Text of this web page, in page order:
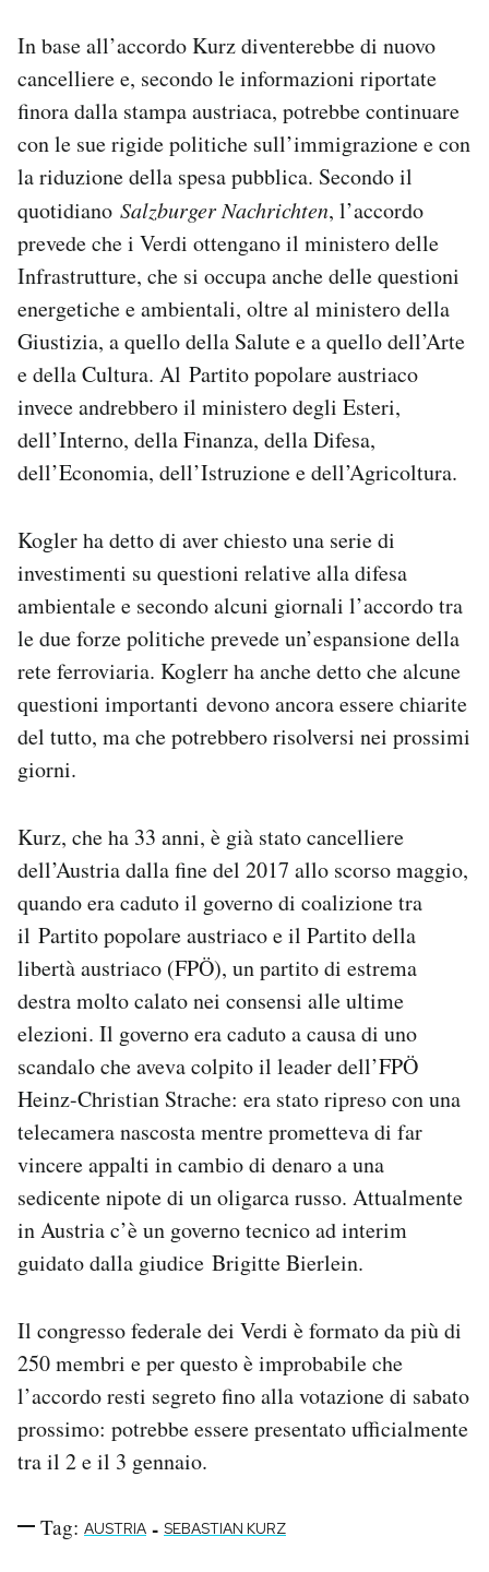
In base all’accordo Kurz diventerebbe di nuovo
cancelliere e, secondo le informazioni riportate
finora dalla stampa austriaca, potrebbe continuare
con le sue rigide politiche sull’immigrazione e con
la riduzione della spesa pubblica. Secondo il
quotidiano Salzburger Nachrichten, l’accordo
prevede che i Verdi ottengano il ministero delle
Infrastrutture, che si occupa anche delle questioni
energetiche e ambientali, oltre al ministero della
Giustizia, a quello della Salute e a quello dell’Arte
e della Cultura. Al Partito popolare austriaco
invece andrebbero il ministero degli Esteri,
dell’Interno, della Finanza, della Difesa,
dell’Economia, dell’Istruzione e dell’Agricoltura.
Kogler ha detto di aver chiesto una serie di
investimenti su questioni relative alla difesa
ambientale e secondo alcuni giornali l’accordo tra
le due forze politiche prevede un’espansione della
rete ferroviaria. Koglerr ha anche detto che alcune
questioni importanti devono ancora essere chiarite
del tutto, ma che potrebbero risolversi nei prossimi
giorni.
Kurz, che ha 33 anni, è già stato cancelliere
dell’Austria dalla fine del 2017 allo scorso maggio,
quando era caduto il governo di coalizione tra
il Partito popolare austriaco e il Partito della
libertà austriaco (FPÖ), un partito di estrema
destra molto calato nei consensi alle ultime
elezioni. Il governo era caduto a causa di uno
scandalo che aveva colpito il leader dell’FPÖ
Heinz-Christian Strache: era stato ripreso con una
telecamera nascosta mentre prometteva di far
vincere appalti in cambio di denaro a una
sedicente nipote di un oligarca russo. Attualmente
in Austria c’è un governo tecnico ad interim
guidato dalla giudice Brigitte Bierlein.
Il congresso federale dei Verdi è formato da più di
250 membri e per questo è improbabile che
l’accordo resti segreto fino alla votazione di sabato
prossimo: potrebbe essere presentato ufficialmente
tra il 2 e il 3 gennaio.
Tag: AUSTRIA - SEBASTIAN KURZ